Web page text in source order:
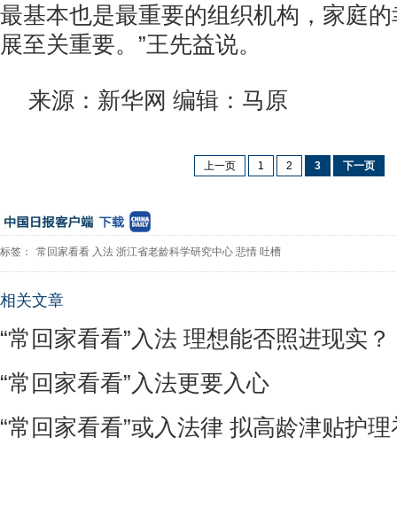
最基本也是最重要的组织机构，家庭
展至关重要。”王先益说。
来源：新华网 编辑：马原
上一页 1 2 3 下一页
标签： 常回家看看 入法 浙江省老龄科学研究中心 悲情 吐槽
相关文章
“常回家看看”入法 理想能否照进现实？
“常回家看看”入法更要入心
“常回家看看”或入法律 拟高龄津贴护